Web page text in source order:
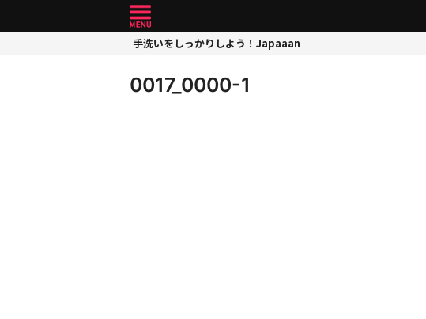
手洗いをしっかりしよう！Japaaan
0017_0000-1